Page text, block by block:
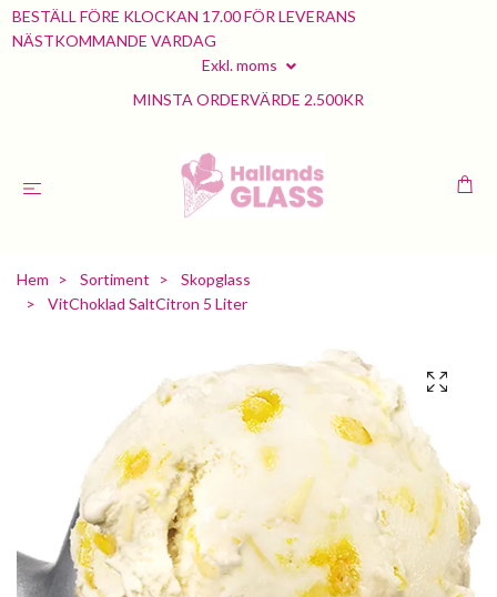
BESTÄLL FÖRE KLOCKAN 17.00 FÖR LEVERANS
NÄSTKOMMANDE VARDAG
Exkl. moms
MINSTA ORDERVÄRDE 2.500KR
Hem Sortiment
Skopglass
VitChoklad SaltCitron 5 Liter